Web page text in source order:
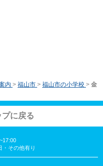
内 > 福山市 > 福山市の小学校 > 金
に戻る
・その他有り